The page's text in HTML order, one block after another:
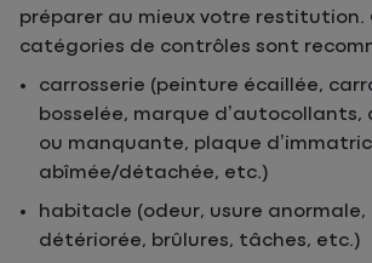
préparer au mieux votre restitution.
catégories de contrôles sont
carrosserie (peinture écaillée,
bosselée, marque
ou manquante, plaque
abîmée/détachée, etc.)
habitacle (odeur, usure
détériorée, brûlures, tâches, etc.)